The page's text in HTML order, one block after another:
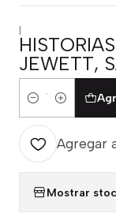
|
JEWETT,
Cantidad
Agregar
Mostrar